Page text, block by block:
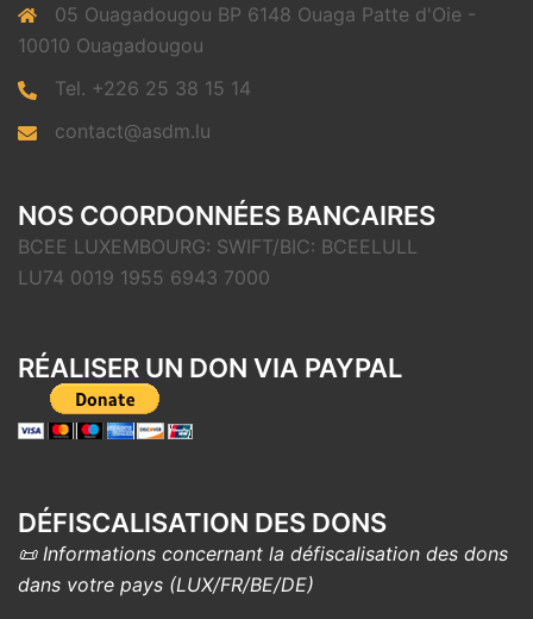
05 Ouagadougou BP 6148 Ouaga Patte d'Oie -
10010 Ouagadougou
Tel. +226 25 38 15 14
contact@asdm.lu
NOS COORDONNÉES BANCAIRES
BCEE LUXEMBOURG: SWIFT/BIC: BCEELULL
LU74 0019 1955 6943 7000
RÉALISER UN DON VIA PAYPAL
DÉFISCALISATION DES DONS
📜 Informations concernant la défiscalisation des dons
dans votre pays (LUX/FR/BE/DE)